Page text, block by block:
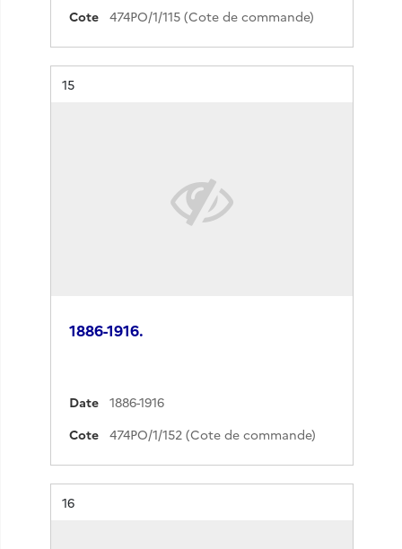
Cote
474PO/1/115 (Cote de commande)
Résultat n°
15
1886-1916.
Date
1886-1916
Cote
474PO/1/152 (Cote de commande)
Résultat n°
16